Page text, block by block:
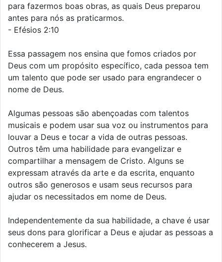
para fazermos boas obras, as quais Deus preparou
antes para nós as praticarmos.
- Efésios 2:10
Essa passagem nos ensina que fomos criados por
Deus com um propósito específico, cada pessoa tem
um talento que pode ser usado para engrandecer o
nome de Deus.
Algumas pessoas são abençoadas com talentos
musicais e podem usar sua voz ou instrumentos para
louvar a Deus e tocar a vida de outras pessoas.
Outros têm uma habilidade para evangelizar e
compartilhar a mensagem de Cristo. Alguns se
expressam através da arte e da escrita, enquanto
outros são generosos e usam seus recursos para
ajudar os necessitados em nome de Deus.
Independentemente da sua habilidade, a chave é usar
seus dons para glorificar a Deus e ajudar as pessoas a
conhecerem a Jesus.